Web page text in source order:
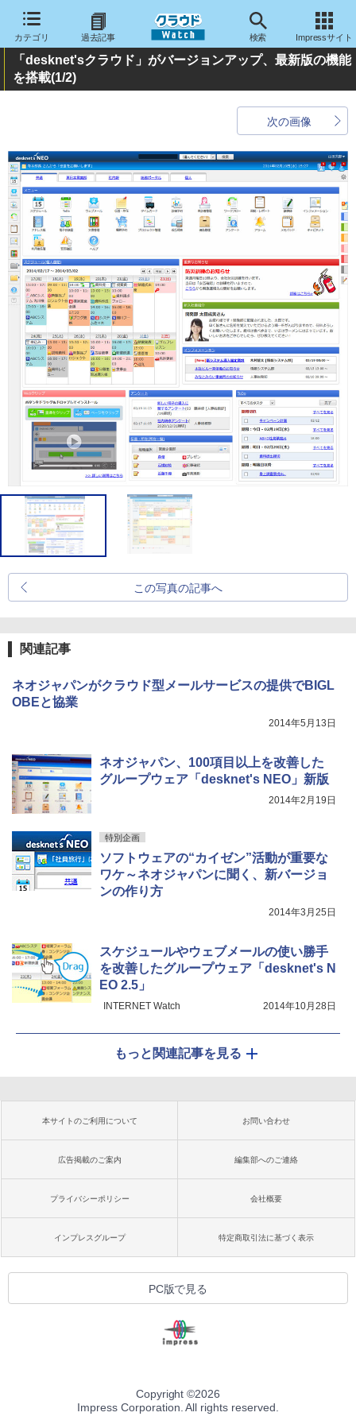
カテゴリ 過去記事 検索 Impressサイト
「desknet'sクラウド」がバージョンアップ、最新版の機能
を搭載(1/2)
次の画像
この写真の記事へ
関連記事
ネオジャパンがクラウド型メールサービスの提供でBIGL
OBEと協業
2014年5月13日
ネオジャパン、100項目以上を改善した
グループウェア「desknet's NEO」新版
2014年2月19日
特別企画
ソフトウェアの“カイゼン”活動が重要な
ワケ～ネオジャパンに聞く、新バージョ
ンの作り方
2014年3月25日
スケジュールやウェブメールの使い勝手
を改善したグループウェア「desknet's N
EO 2.5」
INTERNET Watch 2014年10月28日
もっと関連記事を見る
本サイトのご利用について お問い合わせ
広告掲載のご案内 編集部へのご連絡
プライバシーポリシー 会社概要
インプレスグループ 特定商取引法に基づく表示
PC版で見る
Copyright ©2026
Impress Corporation. All rights reserved.